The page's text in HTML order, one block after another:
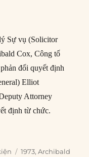
Sự vụ (Solicitor
Cox, Công tố
đối quyết định
Elliot
Attorney
định từ chức.
viên đặc biệt trong Vụ
Tags
1973,Archibald